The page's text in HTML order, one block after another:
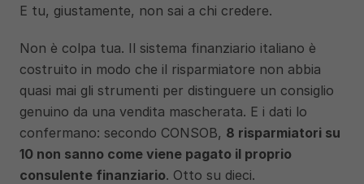
E tu, giustamente, non sai a chi credere.
Non è colpa tua. Il sistema finanziario italiano è
costruito in modo che il risparmiatore non abbia
quasi mai gli strumenti per distinguere un consiglio
genuino da una vendita mascherata. E i dati lo
confermano: secondo CONSOB, 8 risparmiatori su
10 non sanno come viene pagato il proprio
consulente finanziario. Otto su dieci.